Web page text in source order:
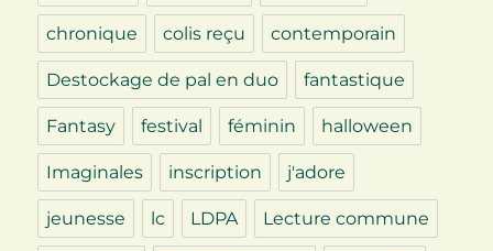
chronique colis reçu contemporain
Destockage de pal en duo fantastique
Fantasy festival féminin halloween
Imaginales inscription j'adore
jeunesse lc LDPA Lecture commune